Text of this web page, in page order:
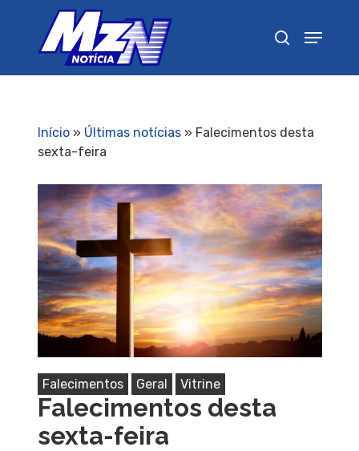
Início» Últimas notícias» Falecimentos desta
sexta-feira
Falecimentos Geral Vitrine
Falecimentos desta
sexta-feira